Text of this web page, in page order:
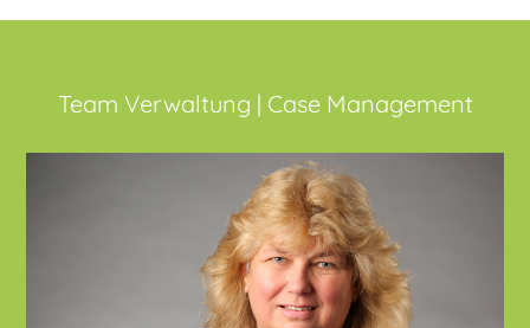
Team Verwaltung | Case Management